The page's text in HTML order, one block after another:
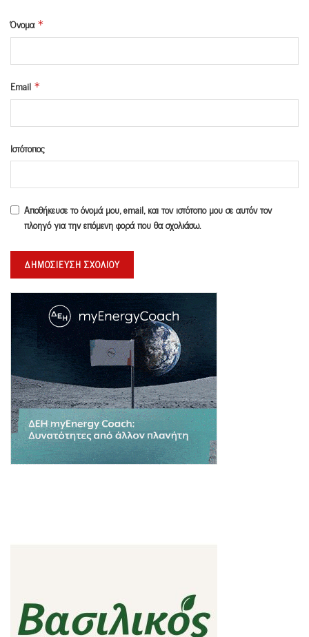
Όνομα *
Email *
Ιστότοπος
Αποθήκευσε το όνομά μου, email, και τον ιστότοπο μου σε αυτόν τον
πλοηγό για την επόμενη φορά που θα σχολιάσω.